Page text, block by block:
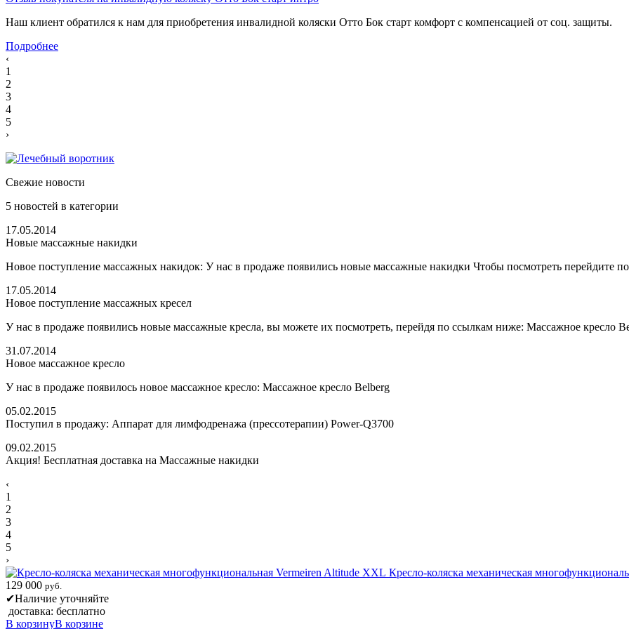
Наш клиент обратился к нам для приобретения инвалидной коляски Отто Бок старт комфорт с компенсацией от соц. защиты.
Подробнее
‹
1
2
3
4
5
›
Свежие новости
5 новостей в категории
17.05.2014
Новые массажные накидки
Новое поступление массажных накидок: У нас в продаже появились новые массажные накидки Чтобы посмотреть перейдите
17.05.2014
Новое поступление массажных кресел
У нас в продаже появились новые массажные кресла, вы можете их посмотреть, перейдя по ссылкам ниже: Массажное кресло
31.07.2014
Новое массажное кресло
У нас в продаже появилось новое массажное кресло: Массажное кресло Belberg
05.02.2015
Поступил в продажу: Аппарат для лимфодренажа (прессотерапии) Power-Q3700
09.02.2015
Акция! Бесплатная доставка на Массажные накидки
‹
1
2
3
4
5
›
Кресло-коляска механическая
129 000 руб.
✔Наличие уточняйте
доставка: бесплатно
В корзинуВ корзине